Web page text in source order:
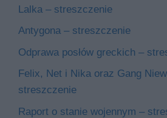
Lalka – streszczenie
Antygona – streszczenie
Odprawa posłów greckich –
Felix, Net i Nika oraz Gang
streszczenie
Raport o stanie wojennym –